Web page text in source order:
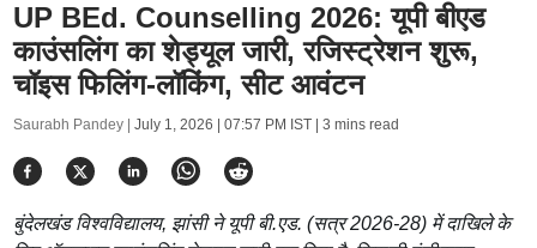
UP BEd. Counselling 2026: यूपी बीएड
काउंसलिंग का शेड्यूल जारी, रजिस्ट्रेशन शुरू,
चॉइस फिलिंग-लॉकिंग, सीट आवंटन
Saurabh Pandey | July 1, 2026 | 07:57 PM IST| 3 mins read
बुंदेलखंड विश्वविद्यालय, झांसी ने यूपी बी.एड. (सत्र 2026-28) में दाखिले के